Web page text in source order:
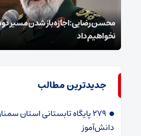
محسن رضایی: اجازه باز شدن مسیر دوم
نخواهیم داد
جدیدترین مطالب
دانش‌آموز